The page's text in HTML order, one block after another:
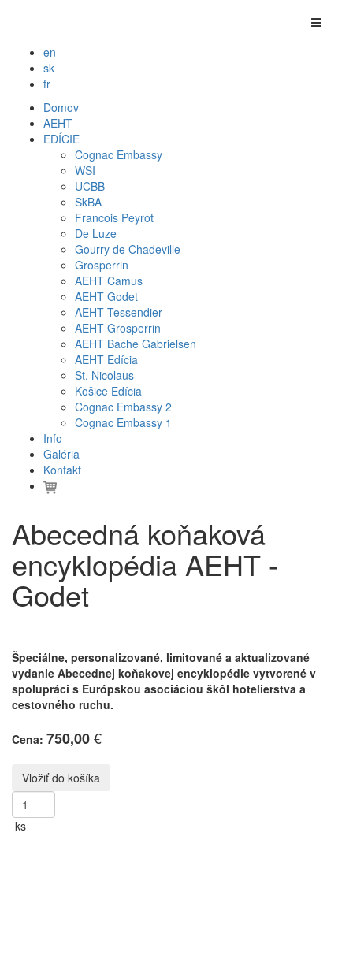
en
sk
fr
Domov
AEHT
EDÍCIE
Cognac Embassy
WSI
UCBB
SkBA
Francois Peyrot
De Luze
Gourry de Chadeville
Grosperrin
AEHT Camus
AEHT Godet
AEHT Tessendier
AEHT Grosperrin
AEHT Bache Gabrielsen
AEHT Edícia
St. Nicolaus
Košice Edícia
Cognac Embassy 2
Cognac Embassy 1
Info
Galéria
Kontakt
Abecedná koňaková
encyklopédia AEHT -
Godet
Špeciálne, personalizované, limitované a aktualizované
vydanie Abecednej koňakovej encyklopédie vytvorené v
spolupráci s Európskou asociáciou škôl hotelierstva a
cestovného ruchu.
Cena: 750,00€
ks